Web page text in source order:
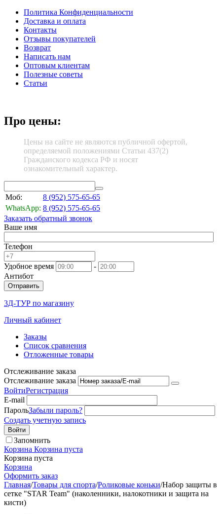
Политика Конфиденциальности
Доставка и оплата
Контакты
Отзывы покупателей
Возврат
Написать нам
Оптовым клиентам
Полезные советы
Статьи
Про цены:
Цены на сайте не являются публичной офертой,
определяемой положениями Статьи 437(2)
Гражданского кодекса РФ и носят
ознакомительный характер.
Моб: 8 (952) 575-65-65
WhatsApp: 8 (952) 575-65-65
Заказать обратный звонок
Ваше имя
Телефон
Удобное время
-
Антибот
Отправить
3Д-ТУР по магазину
Личный кабинет
Заказы
Список сравнения
Отложенные товары
Отслеживание заказа
Отслеживание заказа
ВойтиРегистрация
E-mail
ПарольЗабыли пароль?
Создать учетную запись
Войти
Запомнить
Корзина Корзина пуста
Корзина пуста
Корзина
Оформить заказ
Главная/Товары для спорта/Роликовые коньки/Набор защиты в
сетке "STAR Team" (наколенники, налокотники и защита на
кисти)